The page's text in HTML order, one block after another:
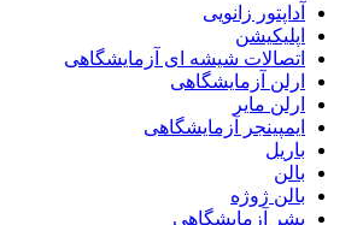
آداپتور زانویی
اپلیکیشن
اتصالات شیشه ای آزمایشگاهی
ارلن آزمایشگاهی
ارلن مایر
ایمپینجر آزمایشگاهی
باریل
بالن
بالن ژوژه
بشر آزمایشگاهی